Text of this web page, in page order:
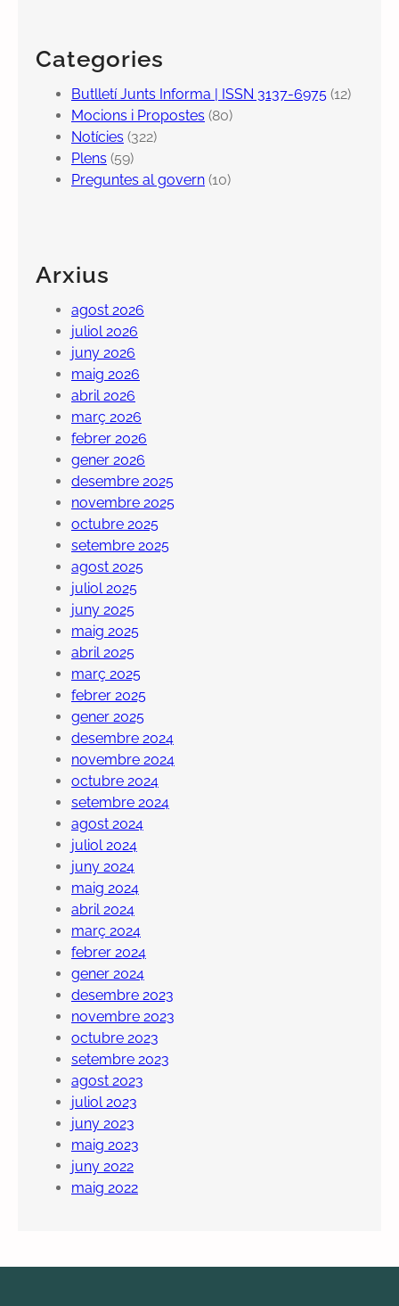
Categories
Butlletí Junts Informa | ISSN 3137-6975 (12)
Mocions i Propostes (80)
Notícies (322)
Plens (59)
Preguntes al govern (10)
Arxius
agost 2026
juliol 2026
juny 2026
maig 2026
abril 2026
març 2026
febrer 2026
gener 2026
desembre 2025
novembre 2025
octubre 2025
setembre 2025
agost 2025
juliol 2025
juny 2025
maig 2025
abril 2025
març 2025
febrer 2025
gener 2025
desembre 2024
novembre 2024
octubre 2024
setembre 2024
agost 2024
juliol 2024
juny 2024
maig 2024
abril 2024
març 2024
febrer 2024
gener 2024
desembre 2023
novembre 2023
octubre 2023
setembre 2023
agost 2023
juliol 2023
juny 2023
maig 2023
juny 2022
maig 2022